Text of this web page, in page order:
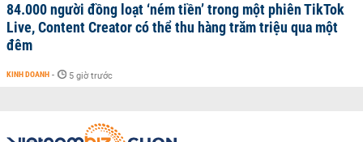
84.000 người đồng loạt ‘ném tiền’ trong một phiên TikTok
Live, Content Creator có thể thu hàng trăm triệu qua một
đêm
KINH DOANH - 5 giờ trước